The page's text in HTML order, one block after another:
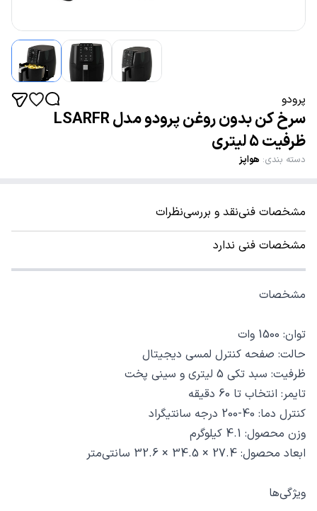
پرودو
سرخ کن بدون روغن پرودو مدل LSARFR
ظرفیت 5 لیتری
دسته بندی: هواپز
مشخصات فنینقد و بررسینظرات
مشخصات فنی ندارد
مشخصات
توان: 1500 وات
حالت: صفحه کنترل لمسی دیجیتال
ظرفیت: سبد تکی 5 لیتری و سینی پخت
تایمر: انتخاب تا 60 دقیقه
کنترل دما: 40-200 درجه سانتیگراد
وزن محصول: 4.1 کیلوگرم
ابعاد محصول: 27.4 × 34.5 × 32.6 سانتی‌متر
ویژگی‌ها